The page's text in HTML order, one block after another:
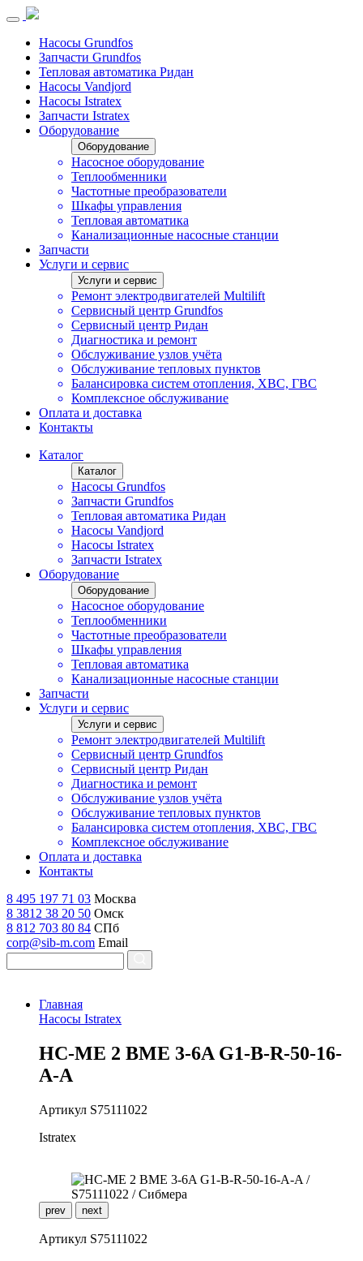
Насосы Grundfos
Запчасти Grundfos
Тепловая автоматика Ридан
Насосы Vandjord
Насосы Istratex
Запчасти Istratex
Оборудование
Оборудование
Насосное оборудование
Теплообменники
Частотные преобразователи
Шкафы управления
Тепловая автоматика
Канализационные насосные станции
Запчасти
Услуги и сервис
Услуги и сервис
Ремонт электродвигателей Multilift
Сервисный центр Grundfos
Сервисный центр Ридан
Диагностика и ремонт
Обслуживание узлов учёта
Обслуживание тепловых пунктов
Балансировка систем отопления, ХВС, ГВС
Комплексное обслуживание
Оплата и доставка
Контакты
Каталог
Каталог
Насосы Grundfos
Запчасти Grundfos
Тепловая автоматика Ридан
Насосы Vandjord
Насосы Istratex
Запчасти Istratex
Оборудование
Оборудование
Насосное оборудование
Теплообменники
Частотные преобразователи
Шкафы управления
Тепловая автоматика
Канализационные насосные станции
Запчасти
Услуги и сервис
Услуги и сервис
Ремонт электродвигателей Multilift
Сервисный центр Grundfos
Сервисный центр Ридан
Диагностика и ремонт
Обслуживание узлов учёта
Обслуживание тепловых пунктов
Балансировка систем отопления, ХВС, ГВС
Комплексное обслуживание
Оплата и доставка
Контакты
8 495 197 71 03 Москва
8 3812 38 20 50 Омск
8 812 703 80 84 СПб
corp@sib-m.com Email
Главная
Насосы Istratex
HC-ME 2 BME 3-6A G1-B-R-50-16-
A-A
Артикул S75111022
Istratex
prev next
Артикул S75111022